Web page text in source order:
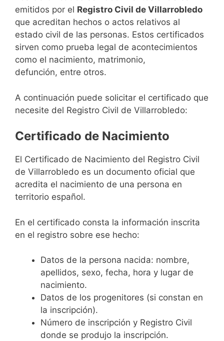
emitidos por el Registro Civil de Villarrobledo
que acreditan hechos o actos relativos al
estado civil de las personas. Estos certificados
sirven como prueba legal de acontecimientos
como el nacimiento, matrimonio,
defunción, entre otros.
A continuación puede solicitar el certificado que
necesite del Registro Civil de Villarrobledo:
Certificado de Nacimiento
El Certificado de Nacimiento del Registro Civil
de Villarrobledo es un documento oficial que
acredita el nacimiento de una persona en
territorio español.
En el certificado consta la información inscrita
en el registro sobre ese hecho:
Datos de la persona nacida: nombre,
apellidos, sexo, fecha, hora y lugar de
nacimiento.
Datos de los progenitores (si constan en
la inscripción).
Número de inscripción y Registro Civil
donde se produjo la inscripción.